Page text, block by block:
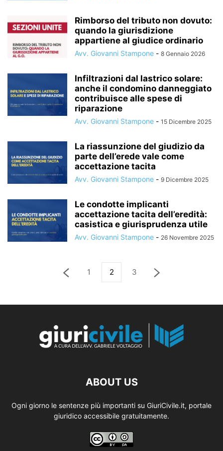
Rimborso del tributo non dovuto:
quando la giurisdizione
appartiene al giudice ordinario
Avv. Giovanni Stampone - 8 Gennaio 2026
Infiltrazioni dal lastrico solare:
anche il condomino danneggiato
contribuisce alle spese di
riparazione
Avv. Giovanni Stampone - 15 Dicembre 2025
La riassunzione del giudizio da
parte dell’erede vale come
accettazione tacita
Avv. Giovanni Stampone - 9 Dicembre 2025
Le condotte implicanti
accettazione tacita dell’eredità:
casistica e giurisprudenza utile
Avv. Giovanni Stampone - 26 Novembre 2025
1 2 3
ABOUT US
Ogni giorno le sentenze più importanti su GiuriCivile.it, portale
giuridico accessibile gratuitamente.